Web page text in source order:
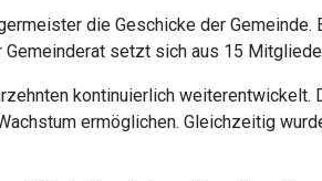
die Geschicke der
setzt sich aus 15
kontinuierlich
ermöglichen. Gleichzeitig